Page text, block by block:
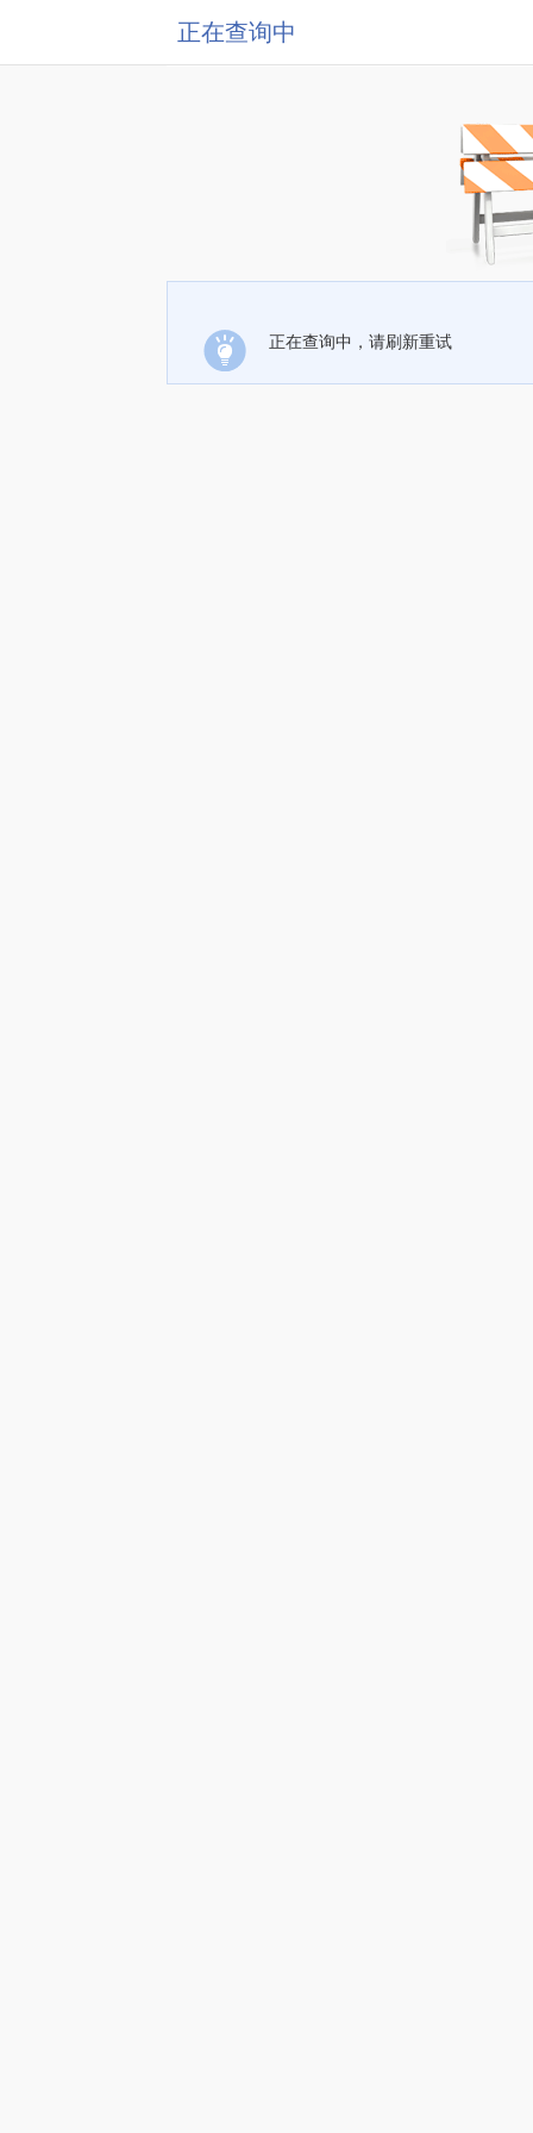
正在查询中
正在查询中，请刷新重试